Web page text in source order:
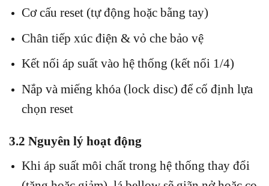
Cơ cấu reset (tự động hoặc bằng tay)
Chân tiếp xúc điện & vỏ che bảo vệ
Kết nối áp suất vào hệ thống (kết nối 1/4)
Nắp và miếng khóa (lock disc) để cố định lựa
chọn reset
3.2 Nguyên lý hoạt động
Khi áp suất môi chất trong hệ thống thay đổi